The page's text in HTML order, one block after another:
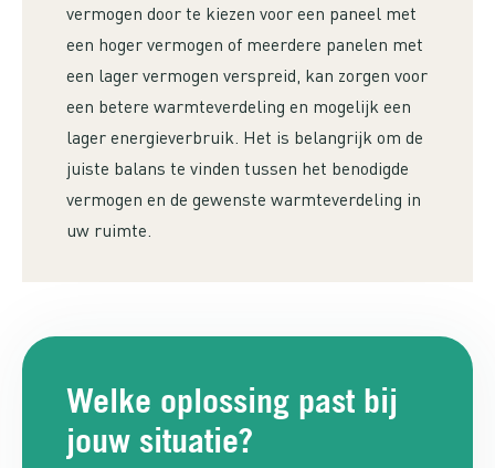
vermogen door te kiezen voor een paneel met
een hoger vermogen of meerdere panelen met
een lager vermogen verspreid, kan zorgen voor
een betere warmteverdeling en mogelijk een
lager energieverbruik. Het is belangrijk om de
juiste balans te vinden tussen het benodigde
vermogen en de gewenste warmteverdeling in
uw ruimte.
Welke oplossing past bij
jouw situatie?